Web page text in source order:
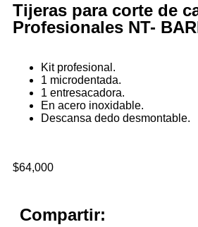
Tijeras para corte de
Profesionales NT-
Kit profesional.
1 microdentada.
1 entresacadora.
En acero inoxidable.
Descansa dedo desmontable.
$64,000
Compartir: